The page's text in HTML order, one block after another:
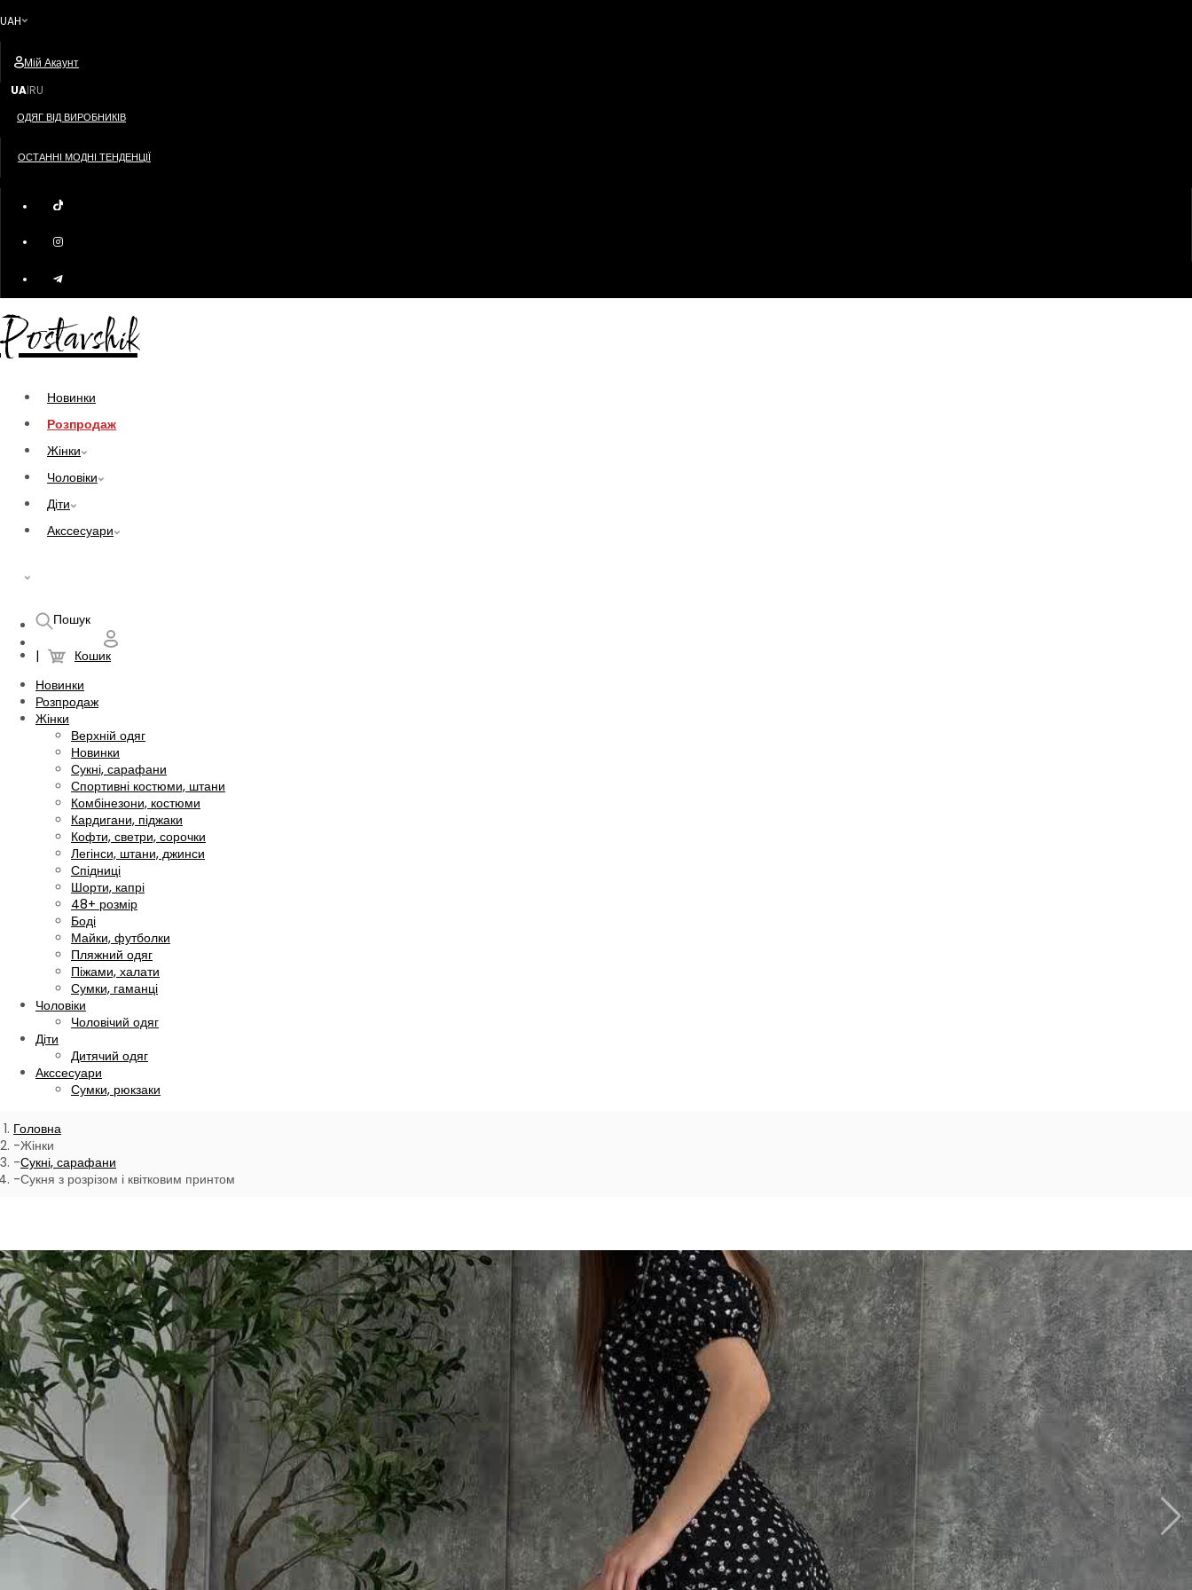
UAH
Мій Акаунт
UA|RU
ОДЯГ ВІД ВИРОБНИКІВ
ОСТАННІ МОДНІ ТЕНДЕНЦІЇ
Postavshik
Новинки
Розпродаж
Жінки
Чоловіки
Діти
Акссесуари
Пошук
Кошик
Новинки
Розпродаж
Жінки
Верхній одяг
Новинки
Сукні, сарафани
Спортивні костюми, штани
Комбінезони, костюми
Кардигани, піджаки
Кофти, светри, сорочки
Легінси, штани, джинси
Спідниці
Шорти, капрі
48+ розмір
Боді
Майки, футболки
Пляжний одяг
Піжами, халати
Сумки, гаманці
Чоловіки
Чоловічий одяг
Діти
Дитячий одяг
Акссесуари
Сумки, рюкзаки
Головна
Жінки
Сукні, сарафани
Сукня з розрізом і квітковим принтом